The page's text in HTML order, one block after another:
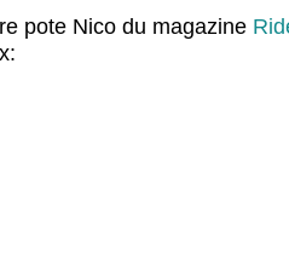
pote Nico du magazine